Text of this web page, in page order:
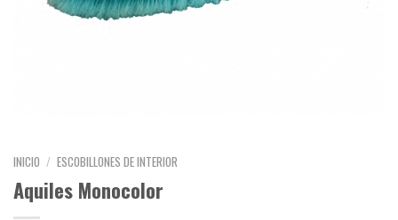
INICIO / ESCOBILLONES DE INTERIOR
Aquiles Monocolor